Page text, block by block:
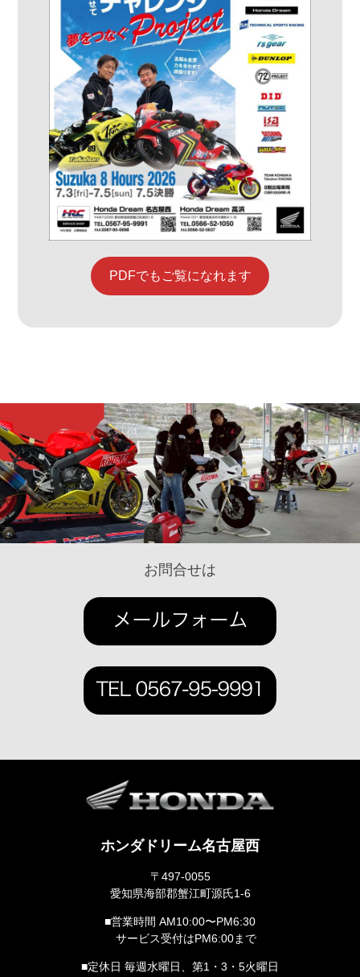
PDFでもご覧になれます
お問合せは
ホンダドリーム名古屋西
〒497-0055
愛知県海部郡蟹江町源氏1-6
■営業時間 AM10:00〜PM6:30
サービス受付はPM6:00まで
■定休日 毎週水曜日、第1・3・5火曜日